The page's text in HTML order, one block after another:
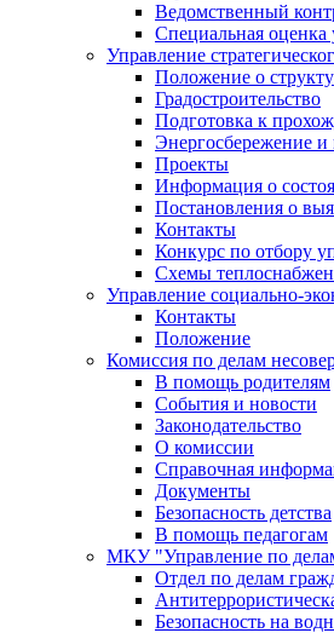
Ведомственный
Специальная оценка
Управление
Положение о
Градостроительство
Подготовка к
Энергосбережение
Проекты
Информация о
Постановления о
Контакты
Конкурс по отбору
Схемы
Управление социально-
Контакты
Положение
Комиссия по делам
В помощь родителям
События и новости
Законодательство
О комиссии
Справочная
Документы
Безопасность детства
В помощь педагогам
МКУ "Управление по
Отдел по делам
Безопасность на